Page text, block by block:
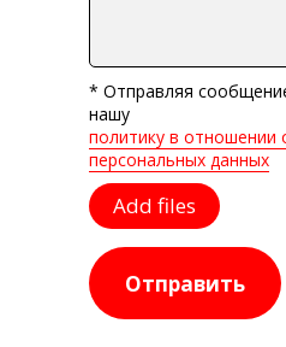
* Отправляя
нашу
политику в отношении
персональных данных
Add files
Отправить